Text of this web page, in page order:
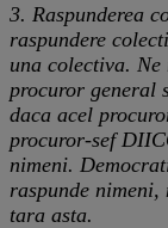
3. Raspunderea
raspundere
una colectiva. Ne
procuror general
daca acel
procuror-sef
nimeni.
raspunde
tara asta.